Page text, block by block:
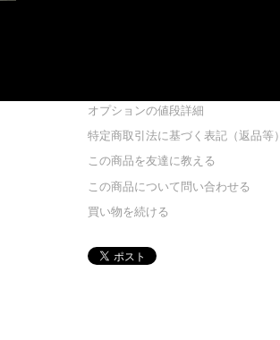
オプションの値段詳細
特定商取引法に基づく表記（返品等）
この商品を友達に教える
この商品について問い合わせる
買い物を続ける